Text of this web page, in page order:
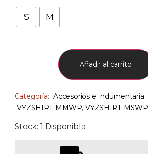
S M
Añadir al carrito
Categoría: Accesorios e Indumentaria
VYZSHIRT-MMWP, VYZSHIRT-MSWP
Stock: 1 Disponible